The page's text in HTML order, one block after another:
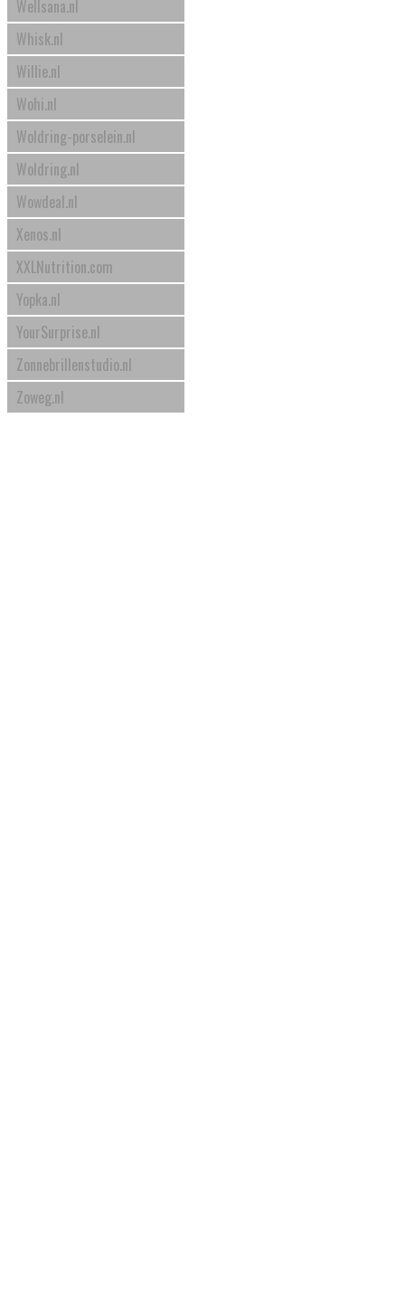
Wellsana.nl
Whisk.nl
Willie.nl
Wohi.nl
Woldring-porselein.nl
Woldring.nl
Wowdeal.nl
Xenos.nl
XXLNutrition.com
Yopka.nl
YourSurprise.nl
Zonnebrillenstudio.nl
Zoweg.nl